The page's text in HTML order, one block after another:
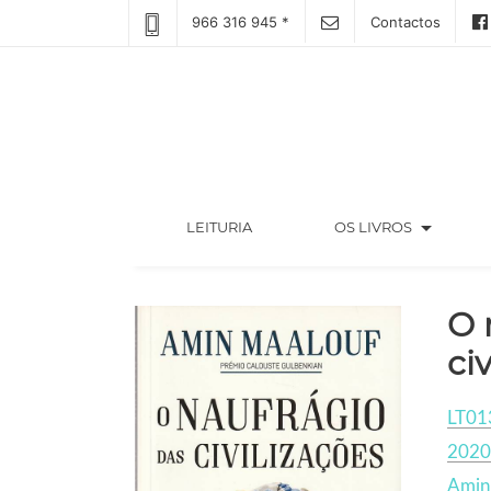
966 316 945 * Contactos
LEITURIA(CURRENT) OS LIVROS arrow_drop_down
O
2020